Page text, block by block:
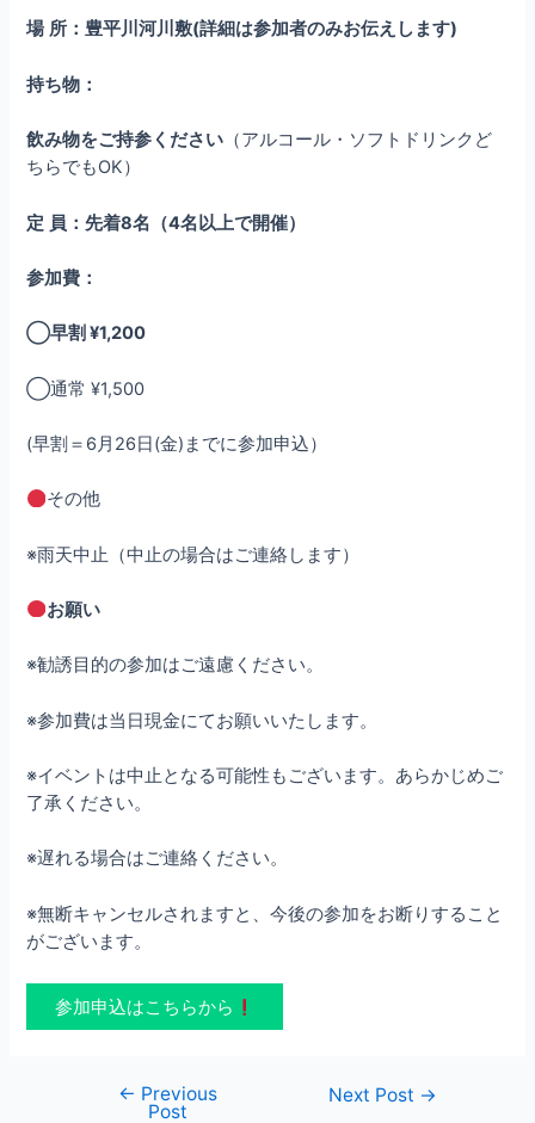
場 所：豊平川河川敷(詳細は参加者のみお伝えします)
持ち物：
飲み物をご持参ください （アルコール・ソフトドリンクど
ちらでもOK）
定 員：先着8名（4名以上で開催）
参加費：
◯早割 ¥1,200
◯通常 ¥1,500
(早割＝6月26日(金)までに参加申込）
その他
※雨天中止（中止の場合はご連絡します）
お願い
※勧誘目的の参加はご遠慮ください。
※参加費は当日現金にてお願いいたします。
※イベントは中止となる可能性もございます。あらかじめご
了承ください。
※遅れる場合はご連絡ください。
※無断キャンセルされますと、今後の参加をお断りすること
がございます。
参加申込はこちらから
← Previous
Post
Next Post →